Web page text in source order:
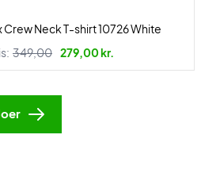
Crew Neck T-shirt 10726 White
349,00 279,00 kr.